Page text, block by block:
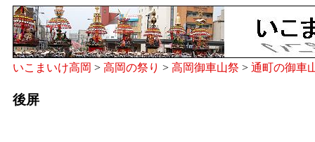
いこまいけ高岡 > 高岡の祭り > 高岡御車山祭 > 通町の御車
後屏